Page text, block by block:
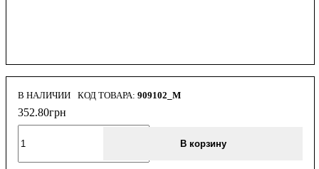
В НАЛИЧИИ 909102_M
352.80грн
В корзину